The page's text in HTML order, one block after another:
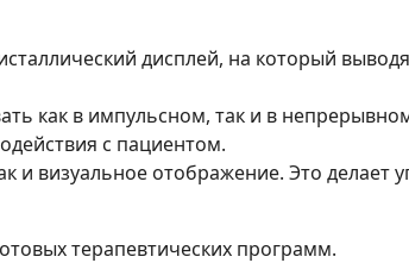
дисплей, на который
как в импульсном, так и в
с пациентом.
и визуальное отображение. Это делает
терапевтических программ.